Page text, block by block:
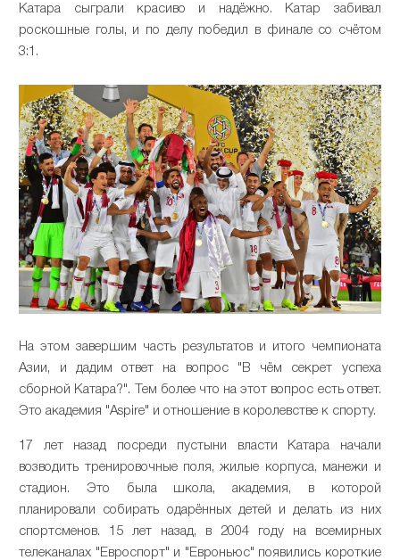
Катара сыграли красиво и надёжно. Катар забивал
роскошные голы, и по делу победил в финале со счётом
3:1.
На этом завершим часть результатов и итого чемпионата
Азии, и дадим ответ на вопрос "В чём секрет успеха
сборной Катара?". Тем более что на этот вопрос есть ответ.
Это академия "Aspire" и отношение в королевстве к спорту.
17 лет назад посреди пустыни власти Катара начали
возводить тренировочные поля, жилые корпуса, манежи и
стадион. Это была школа, академия, в которой
планировали собирать одарённых детей и делать из них
спортсменов. 15 лет назад, в 2004 году на всемирных
телеканалах "Евроспорт" и "Евроньюс" появились короткие